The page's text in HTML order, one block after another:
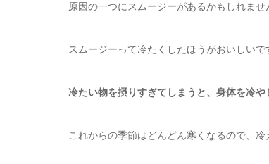
原因の一つにスムージーがあるかもしれませ
スムージーって冷たくしたほうがおいしいで
冷たい物を摂りすぎてしまうと、身体を冷や
これからの季節はどんどん寒くなるので、冷